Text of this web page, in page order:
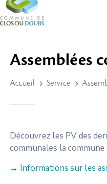
Administration
Guichet
Locale
Tourisme
Durable
Assemblées
Accueil Service
Découvrez les PV des
communales la commune
→ Informations sur les